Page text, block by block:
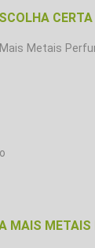
Metais
MAIS METAIS